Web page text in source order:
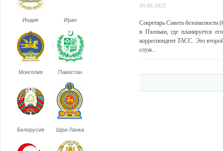
Индия Иран
Монголия Пакистан
Белорусия Шри-Ланка
04.06.2025
Секретарь Совета
в Пхеньян, где планируется
корреспондент ТАСС. Это
служ...